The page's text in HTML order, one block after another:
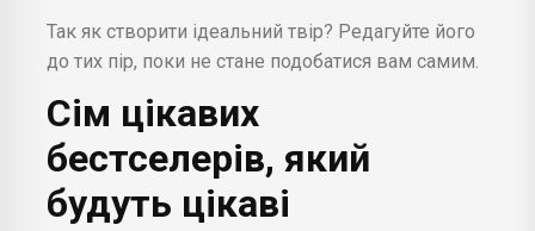
Так як створити ідеальний твір? Редагуйте його
до тих пір, поки не стане подобатися вам самим.
Сім цікавих
бестселерів, який
будуть цікаві